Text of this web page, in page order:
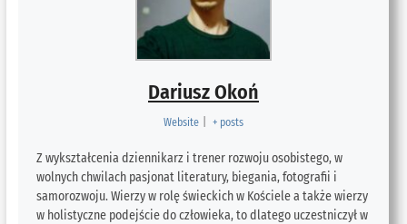
Dariusz Okoń
Website + posts
Z wykształcenia dziennikarz i trener rozwoju osobistego, w
wolnych chwilach pasjonat literatury, biegania, fotografii i
samorozwoju. Wierzy w rolę świeckich w Kościele a także wierzy
w holistyczne podejście do człowieka, to dlatego uczestniczył w